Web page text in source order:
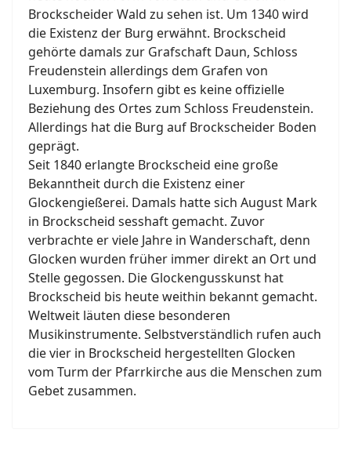
Brockscheider Wald zu sehen ist. Um 1340 wird
die Existenz der Burg erwähnt. Brockscheid
gehörte damals zur Grafschaft Daun, Schloss
Freudenstein allerdings dem Grafen von
Luxemburg. Insofern gibt es keine offizielle
Beziehung des Ortes zum Schloss Freudenstein.
Allerdings hat die Burg auf Brockscheider Boden
geprägt.
Seit 1840 erlangte Brockscheid eine große
Bekanntheit durch die Existenz einer
Glockengießerei. Damals hatte sich August Mark
in Brockscheid sesshaft gemacht. Zuvor
verbrachte er viele Jahre in Wanderschaft, denn
Glocken wurden früher immer direkt an Ort und
Stelle gegossen. Die Glockengusskunst hat
Brockscheid bis heute weithin bekannt gemacht.
Weltweit läuten diese besonderen
Musikinstrumente. Selbstverständlich rufen auch
die vier in Brockscheid hergestellten Glocken
vom Turm der Pfarrkirche aus die Menschen zum
Gebet zusammen.